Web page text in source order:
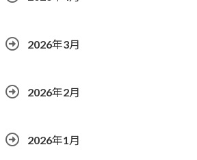
2026年3月
2026年2月
2026年1月